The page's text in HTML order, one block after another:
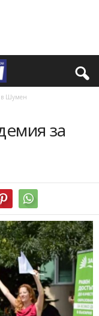
в Шумен
за